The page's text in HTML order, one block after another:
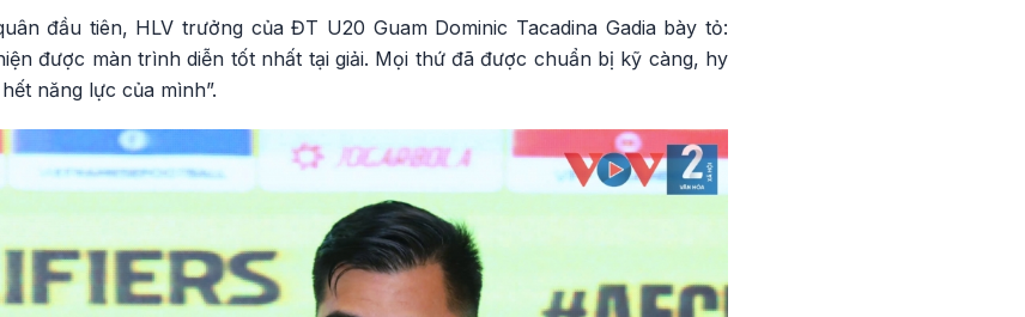
đầu tiên, HLV trưởng của ĐT U20 Guam Dominic Tacadina Gadia bày tỏ:
được màn trình diễn tốt nhất tại giải. Mọi thứ đã được chuẩn bị kỹ càng, hy
năng lực của mình”.